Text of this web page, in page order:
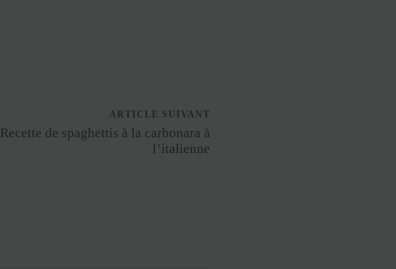
ARTICLE SUIVANT
Recette de spaghettis à la carbonara à
l’italienne